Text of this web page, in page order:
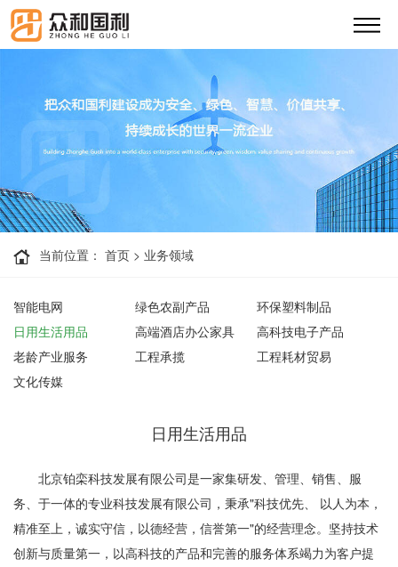
当前位置： 首页 > 业务领域
智能电网 绿色农副产品
环保塑料制品
日用生活用品
高端酒店办公家具
高科技电子产品
老龄产业服务
工程承揽
工程耗材贸易
文化传媒
日用生活用品
北京铂栾科技发展有限公司是一家集研发、管理、销售、服
务、于一体的专业科技发展有限公司，秉承"科技优先、 以人为本，
精准至上，诚实守信，以德经营，信誉第一"的经营理念。坚持技术
创新与质量第一，以高科技的产品和完善的服务体系竭力为客户提